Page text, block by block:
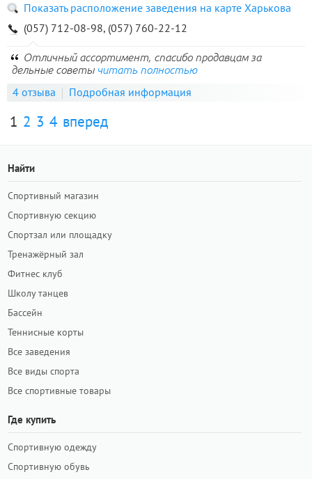
Показать расположение заведения на карте Харькова
(057) 712-08-98, (057) 760-22-12
Отличный ассортимент, спасибо продавцам за
дельные советы читать полностью
4 отзыва Подробная информация
1 2 3 4 вперед
Найти
Спортивный магазин
Спортивную секцию
Спортзал или площадку
Тренажёрный зал
Фитнес клуб
Школу танцев
Бассейн
Теннисные корты
Все заведения
Все виды спорта
Все спортивные товары
Где купить
Спортивную одежду
Спортивную обувь